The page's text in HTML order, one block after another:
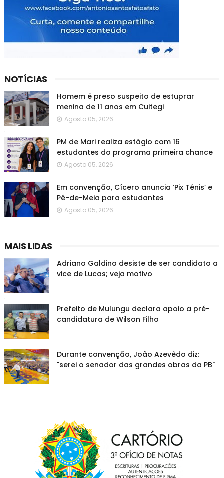
NOTÍCIAS
Homem é preso suspeito de estuprar
menina de 11 anos em Cuitegi
Agosto 05, 2026
PM de Mari realiza estágio com 16
estudantes do programa primeira chance
Agosto 05, 2026
Em convenção, Cícero anuncia ‘Pix Tênis’ e
Pé-de-Meia para estudantes
Agosto 05, 2026
MAIS LIDAS
Adriano Galdino desiste de ser candidato a
vice de Lucas; veja motivo
Prefeito de Mulungu declara apoio a pré-
candidatura de Wilson Filho
Durante convenção, João Azevêdo diz:
"serei o senador das grandes obras da PB"